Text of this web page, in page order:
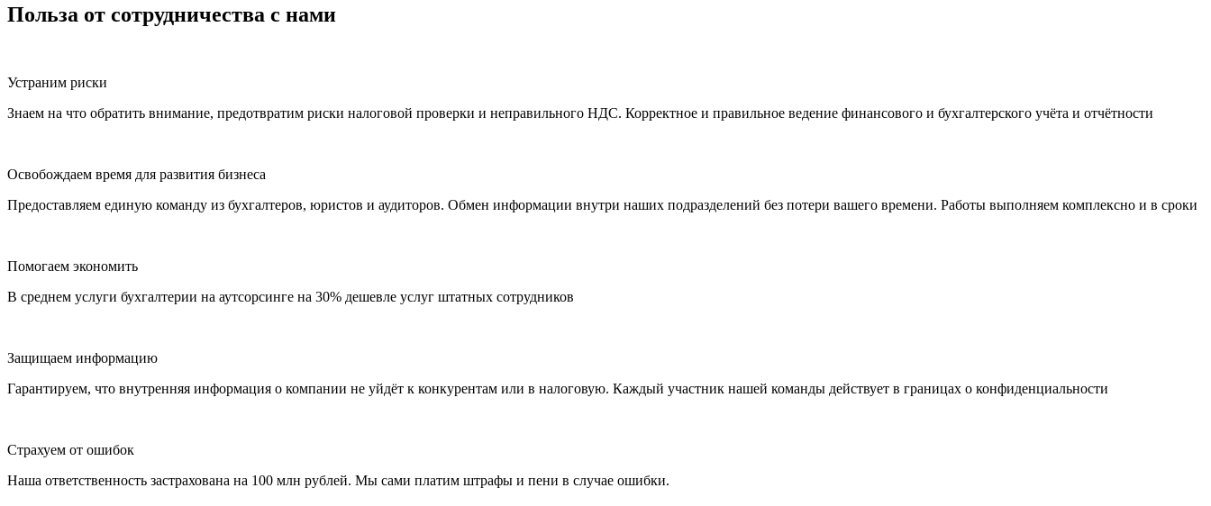
Польза от сотрудничества с нами
Устраним риски
Знаем на что обратить внимание, предотвратим риски налоговой проверки и неправильного НДС. Корректное и правильное ведение финансового и бухгалтерского учёта и отчётности
Освобождаем время для развития бизнеса
Предоставляем единую команду из бухгалтеров, юристов и аудиторов. Обмен информации внутри наших подразделений без потери вашего времени. Работы выполняем комплексно и в сроки
Помогаем экономить
В среднем услуги бухгалтерии на аутсорсинге на 30% дешевле услуг штатных сотрудников
Защищаем информацию
Гарантируем, что внутренняя информация о компании не уйдёт к конкурентам или в налоговую. Каждый участник нашей команды действует в границах о конфиденциальности
Страхуем от ошибок
Наша ответственность застрахована на 100 млн рублей. Мы сами платим штрафы и пени в случае ошибки.